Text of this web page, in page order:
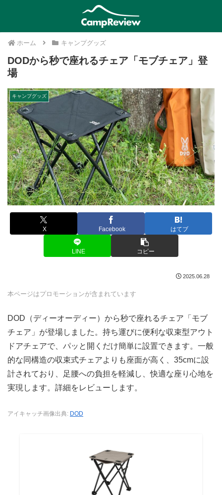
ホーム キャンプグッズ
DODから秒で座れるチェア「モブチェア」登
場
キャンプグッズ
X Facebook はてブ
LINE コピー
2025.06.28
本ページはプロモーションが含まれています
DOD（ディーオーディー）から秒で座れるチェア「モブ
チェア」が登場しました。持ち運びに便利な収束型アウト
ドアチェアで、パッと開くだけ簡単に設置できます。一般
的な同構造の収束式チェアよりも座面が高く、35cmに設
計されており、足腰への負担を軽減し、快適な座り心地を
実現します。詳細をレビューします。
アイキャッチ画像出典: DOD